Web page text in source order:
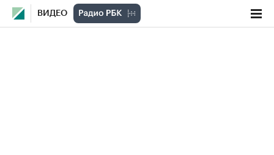
ВИДЕО